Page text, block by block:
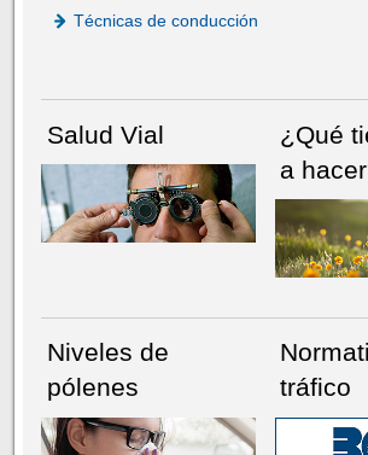
Técnicas de conducción
Salud Vial
¿Qué
a
Niveles de
pólenes
tráfico